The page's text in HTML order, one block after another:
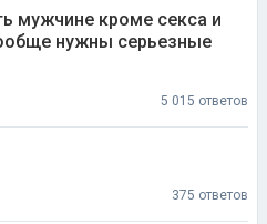
мужчине кроме секса и
нужны серьезные
5 015 ответов
375 ответов